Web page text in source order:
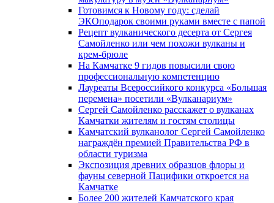
Готовимся к Новому году: сделай
ЭКОподарок своими руками вместе с папой
Рецепт вулканического десерта от Сергея
Самойленко или чем похожи вулканы и
крем-брюле
На Камчатке 9 гидов повысили свою
профессиональную компетенцию
Лауреаты Всероссийкого конкурса «Большая
перемена» посетили «Вулканариум»
Сергей Самойленко расскажет о вулканах
Камчатки жителям и гостям столицы
Камчатский вулканолог Сергей Самойленко
награждён премией Правительства РФ в
области туризма
Экспозиция древних образцов флоры и
фауны северной Пацифики откроется на
Камчатке
Более 200 жителей Камчатского края